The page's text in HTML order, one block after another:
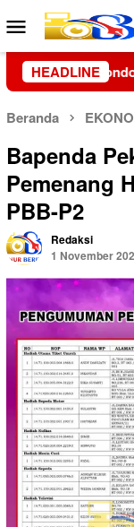
Loncat
ke
konten
Menu
Mobile
HEADLINE
Beranda
Bapenda
Pemenang
PBB-P2
Redaksi
1 November